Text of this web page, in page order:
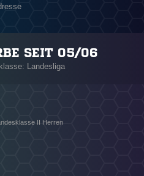
SEIT 05/06
Landesliga
II Herren